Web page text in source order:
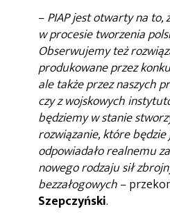
–PIAP jest otwarty na to,
w procesie tworzenia
Obserwujemy też
produkowane przez
ale także przez naszych
czy z wojskowych
będziemy w stanie
rozwiązanie, które
odpowiadało realnemu
nowego rodzaju sił
bezzałogowych–
Szepczyński.